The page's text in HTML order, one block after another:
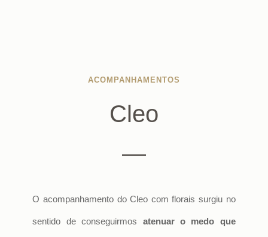
ACOMPANHAMENTOS
Cleo
—
O acompanhamento do Cleo com florais surgiu no
sentido de conseguirmos atenuar o medo que